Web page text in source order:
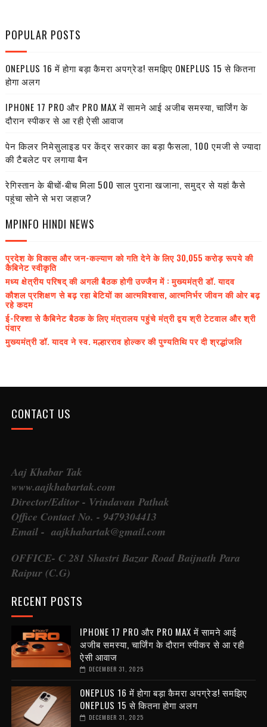
POPULAR POSTS
ONEPLUS 16 में होगा बड़ा कैमरा अपग्रेड! समझिए ONEPLUS 15 से कितना
होगा अलग
IPHONE 17 PRO और PRO MAX में सामने आई अजीब समस्या, चार्जिंग के
दौरान स्पीकर से आ रही ऐसी आवाज
पेन किलर निमेसुलाइड पर केंद्र सरकार का बड़ा फैसला, 100 एमजी से ज्यादा
की टैबलेट पर लगाया बैन
रेगिस्तान के बीचों-बीच मिला 500 साल पुराना खजाना, समुद्र से यहां कैसे
पहुंचा सोने से भरा जहाज?
MPINFO HINDI NEWS
प्रदेश के विकास और जन-कल्याण को गति देने के लिए 30,055 करोड़ रूपये की
कैबिनेट स्वीकृति
मध्य क्षेत्रीय परिषद् की अगली बैठक होगी उज्जैन में : मुख्यमंत्री डॉ. यादव
कौशल प्रशिक्षण से बढ़ रहा बेटियों का आत्मविश्वास, आत्मनिर्भर जीवन की ओर बढ़
रहे कदम
ई-रिक्शा से कैबिनेट बैठक के लिए मंत्रालय पहुंचे मंत्री द्वय श्री टेटवाल और श्री
पंवार
मुख्यमंत्री डॉ. यादव ने स्व. मल्हारराव होल्कर की पुण्यतिथि पर दी श्रद्धांजलि
CONTACT US
Aaj Khabar Tak
www.aajkhabartak.com
Director/Editor - Vrindavan Pathak
Office Contact No. - 9479304413
Email - aajkhabartak@gmail.com
OFFICE- C 281 Shastri Bazar Road Baijnath Para
Raipur (C.G)
RECENT POSTS
IPHONE 17 PRO और PRO MAX में सामने आई
अजीब समस्या, चार्जिंग के दौरान स्पीकर से आ रही
ऐसी आवाज
DECEMBER 31, 2025
ONEPLUS 16 में होगा बड़ा कैमरा अपग्रेड! समझिए
ONEPLUS 15 से कितना होगा अलग
DECEMBER 31, 2025